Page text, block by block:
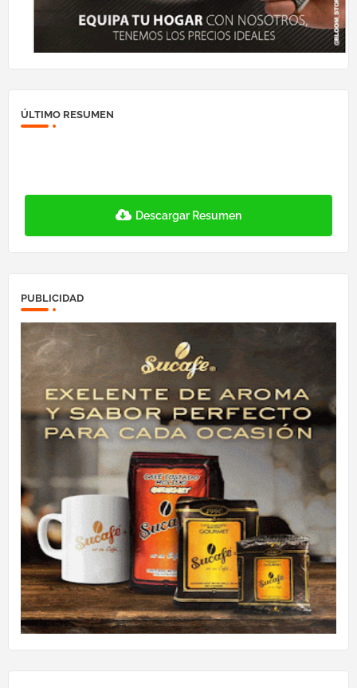
ÚLTIMO RESUMEN
Descargar Resumen
PUBLICIDAD